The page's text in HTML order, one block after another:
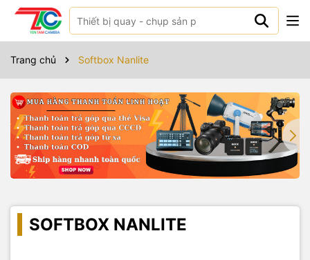
Trang chủ Softbox Nanlite
SOFTBOX NANLITE